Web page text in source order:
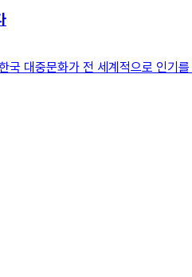
대중문화가 전 세계적으로 인